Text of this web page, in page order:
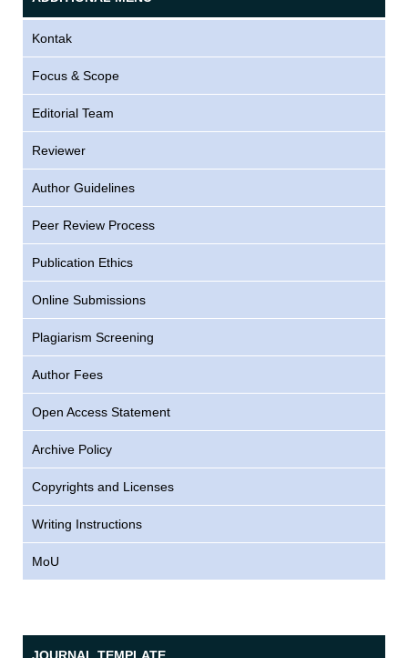
Kontak
Focus & Scope
Editorial Team
Reviewer
Author Guidelines
Peer Review Process
Publication Ethics
Online Submissions
Plagiarism Screening
Author Fees
Open Access Statement
Archive Policy
Copyrights and Licenses
Writing Instructions
MoU
JOURNAL TEMPLATE